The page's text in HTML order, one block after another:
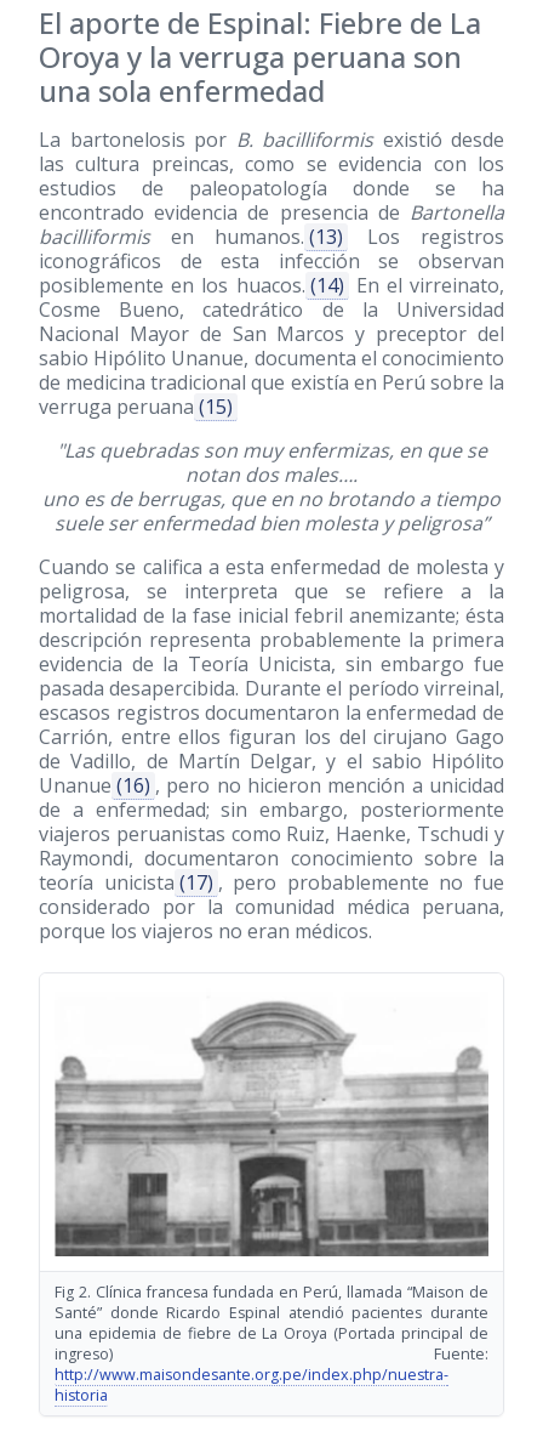
El aporte de Espinal: Fiebre de La
Oroya y la verruga peruana son
una sola enfermedad
La bartonelosis por B. bacilliformisexistió desde
las cultura preincas, como se evidencia con los
estudios de paleopatología donde se ha
encontrado evidencia de presencia de Bartonella
bacilliformisen humanos. (13)
Los registros
iconográficos de esta infección se observan
posiblemente en los huacos. (14) En el virreinato,
Cosme Bueno, catedrático de la Universidad
Nacional Mayor de San Marcos y preceptor del
sabio Hipólito Unanue, documenta el conocimiento
de medicina tradicional que existía en Perú sobre la
verruga peruana (15)
"Las quebradas son muy enfermizas, en que se
notan dos males….
uno es de berrugas, que en no brotando a tiempo
suele ser enfermedad bien molesta y peligrosa”
Cuando se califica a esta enfermedad de molesta y
peligrosa, se interpreta que se refiere a la
mortalidad de la fase inicial febril anemizante; ésta
descripción representa probablemente la primera
evidencia de la Teoría Unicista, sin embargo fue
pasada desapercibida. Durante el período virreinal,
escasos registros documentaron la enfermedad de
Carrión, entre ellos figuran los del cirujano Gago
de Vadillo, de Martín Delgar, y el sabio Hipólito
Unanue (16) , pero no hicieron mención a unicidad
de a enfermedad; sin embargo, posteriormente
viajeros peruanistas como Ruiz, Haenke, Tschudi y
Raymondi, documentaron conocimiento sobre la
teoría unicista (17) , pero probablemente no fue
considerado por la comunidad médica peruana,
porque los viajeros no eran médicos.
Fig 2. Clínica francesa fundada en Perú, llamada “Maison de
Santé” donde Ricardo Espinal atendió pacientes durante
una epidemia de fiebre de La Oroya (Portada principal de
ingreso) Fuente:
http://www.maisondesante.org.pe/index.php/nuestra-
historia